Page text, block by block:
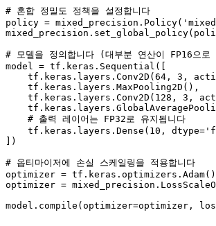
# 혼합 정밀도 정책을 설정합니다
policy = mixed_precision.Policy(
# 모델을 정의합니다 (대부분 연산이 FP16으로
model = tf.keras.Sequential([
    tf.keras.layers.Conv2D(
64 , 3 ,
    tf.keras.layers.MaxPooling2D(),
    tf.keras.layers.Conv2D(
128 , 3 ,
# 출력 레이어는 FP32로 유지됩니다
    tf.keras.layers.Dense(
10 , dtype=
])
# 옵티마이저에 손실 스케일링을 적용합니다
optimizer = tf.keras.optimizers.Adam()
optimizer =
model. compile (optimizer=optimizer,